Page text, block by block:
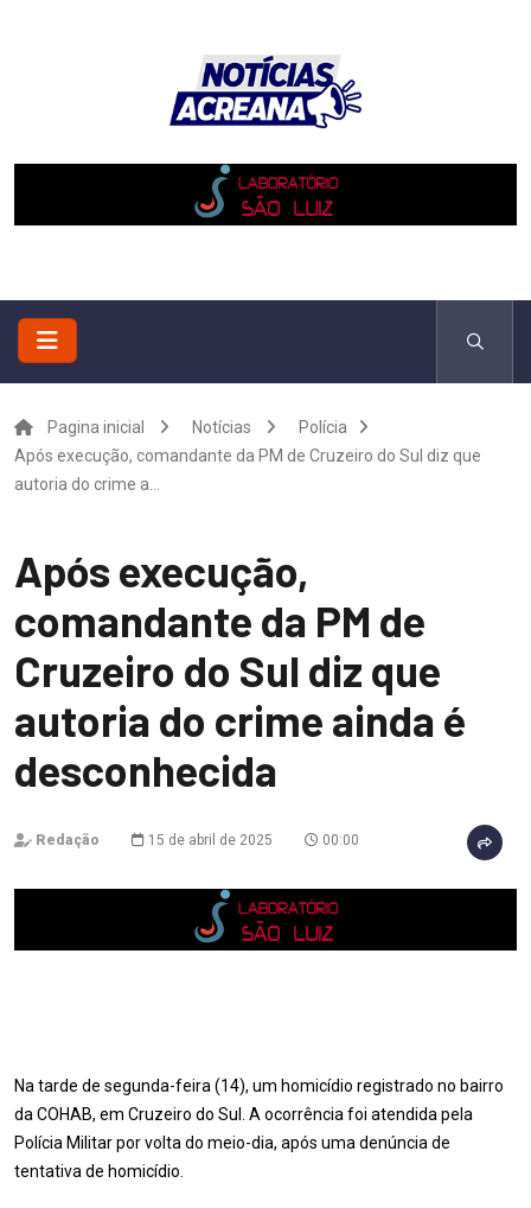
Pagina inicial Notícias
Polícia
Após execução, comandante da PM de Cruzeiro do Sul diz que
autoria do crime a...
Após execução,
comandante da PM de
Cruzeiro do Sul diz que
autoria do crime ainda é
desconhecida
Redação 15 de abril de 2025 00:00
Na tarde de segunda-feira (14), um homicídio registrado no bairro
da COHAB, em Cruzeiro do Sul. A ocorrência foi atendida pela
Polícia Militar por volta do meio-dia, após uma denúncia de
tentativa de homicídio.